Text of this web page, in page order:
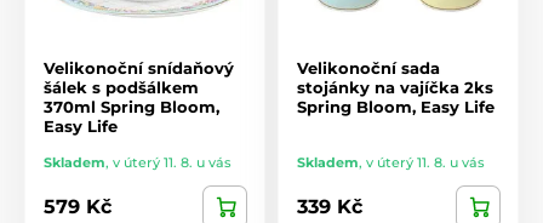
Velikonoční snídaňový
šálek s podšálkem
370ml Spring Bloom,
Easy Life
Skladem, v úterý 11. 8. u vás
579 Kč
Velikonoční sada
stojánky na vajíčka 2ks
Spring Bloom, Easy Life
Skladem, v úterý 11. 8. u vás
339 Kč